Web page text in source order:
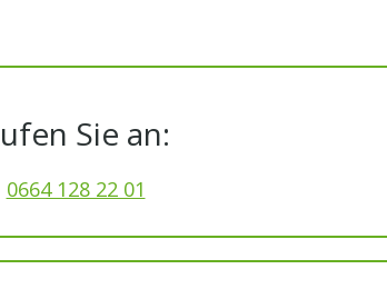
Sie an:
0664 128 22 01